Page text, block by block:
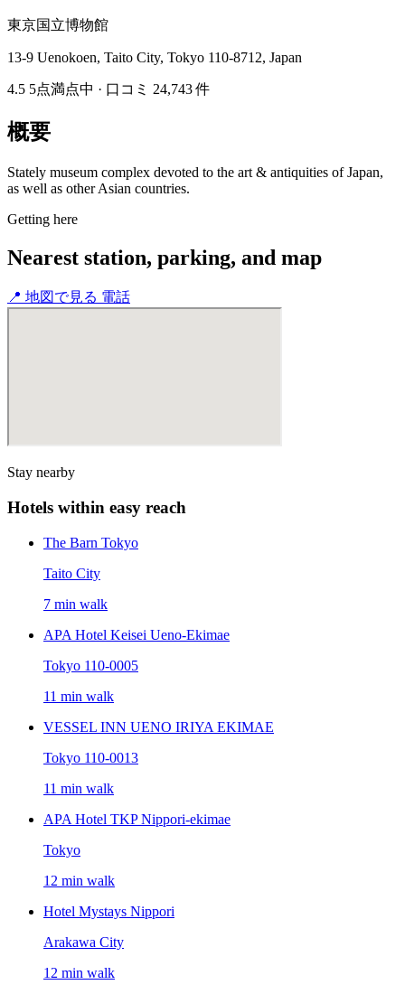
東京国立博物館
13-9 Uenokoen, Taito City, Tokyo 110-8712, Japan
4.5 5点満点中 · 口コミ 24,743 件
概要
Stately museum complex devoted to the art & antiquities of Japan,
as well as other Asian countries.
Getting here
Nearest station, parking, and map
📍 地図で見る 電話
Stay nearby
Hotels within easy reach
The Barn Tokyo
Taito City
7 min walk
APA Hotel Keisei Ueno-Ekimae
Tokyo 110-0005
11 min walk
VESSEL INN UENO IRIYA EKIMAE
Tokyo 110-0013
11 min walk
APA Hotel TKP Nippori-ekimae
Tokyo
12 min walk
Hotel Mystays Nippori
Arakawa City
12 min walk